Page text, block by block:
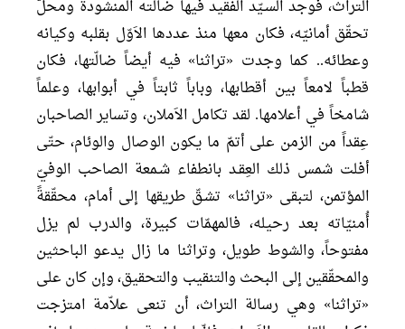
التراث، فوجد السـيّد الفقيد فيها ضالّته المنشودة ومحلّ
تحقّق أمانيّه، فكان معها منذ عددها الاَوّل بقلبه وكيانه
وعطائه.. كما وجدت «تراثنا» فيه أيضاً ضالّتها، فكان
قطباً لامعاً بين أقطابها، وباباً ثابتاً في أبوابها، وعلماً
شامخاً في أعلامها. لقد تكامل الاَملان، وتساير الصاحبان
عِقداً من الزمن على أتمّ ما يكون الوصال والوئام، حتّى
أفلت شمس ذلك العِقـد بانطفاء شـمعة الصاحب الوفيّ
المؤتمن، لتبقى «تراثنا» تشـقّ طريقها إلى أمام، محقّقةً
أُمنيّاته بعد رحيله، فالمهمّات كبيرة، والدرب لم يزل
مفتوحاً، والشوط طويل، وتراثنا ما زال يدعو الباحثين
والمحقّقين إلى البحث والتنقيب والتحقيق، وإن كان على
«تراثنا» وهي رسالة التراث، أن تنعى علاّمة امتزجت